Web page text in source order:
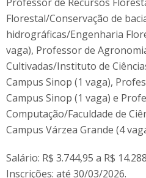
Florestal/Conservação de
hidrográficas/Engenharia
vaga), Professor de
Cultivadas/Instituto de
Campus Sinop (1 vaga),
Campus Sinop (1 vaga) e
Computação/Faculdade de
Campus Várzea Grande (4
Salário: R$ 3.744,95 a R$
Inscrições: até 30/03/2026.